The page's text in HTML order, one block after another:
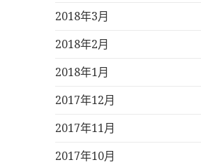
2018年3月
2018年2月
2018年1月
2017年12月
2017年11月
2017年10月